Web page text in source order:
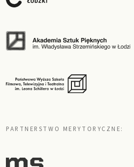
PARTNERSTWO MERYTORYCZNE: